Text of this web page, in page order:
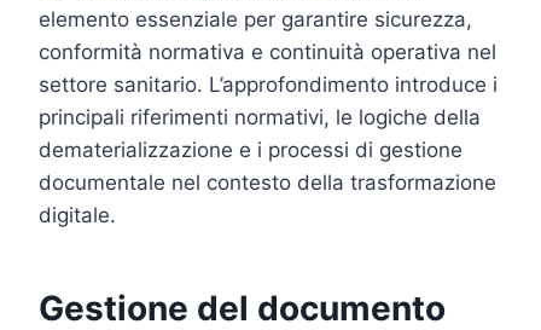
elemento essenziale per garantire sicurezza,
conformità normativa e continuità operativa nel
settore sanitario. L’approfondimento introduce i
principali riferimenti normativi, le logiche della
dematerializzazione e i processi di gestione
documentale nel contesto della trasformazione
digitale.
Gestione del documento